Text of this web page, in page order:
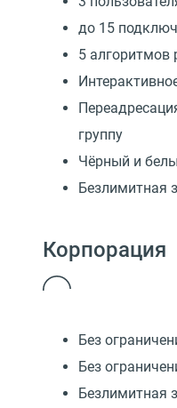
до 15
5 алгоритмов
группу
Чёрный и
Безлимитная
Корпорация
Без
Без
Безлимитная